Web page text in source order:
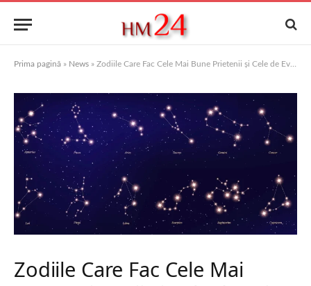
Prima pagină » News » Zodiile Care Fac Cele Mai Bune Prietenii și Cele de Evita
Zodiile Care Fac Cele Mai